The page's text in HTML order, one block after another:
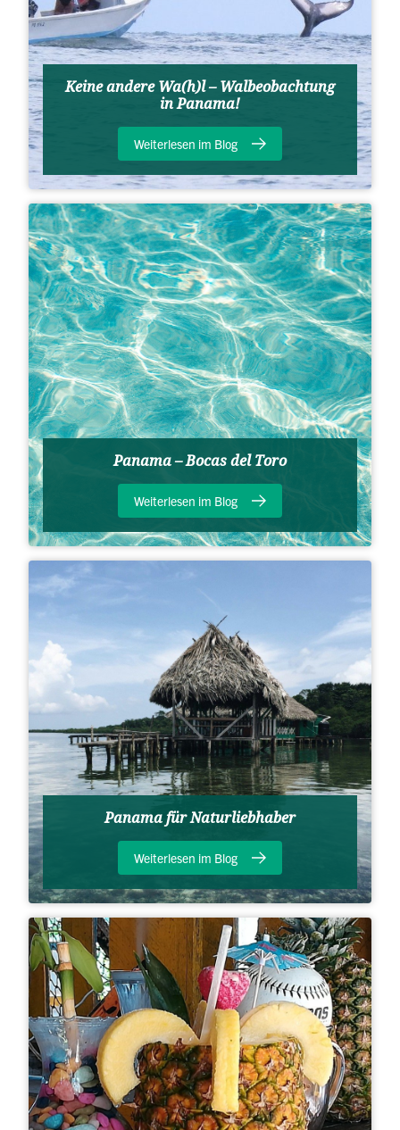
Keine andere Wa(h)l – Walbeobachtung
in Panama!
Weiterlesen im Blog
Panama – Bocas del Toro
Weiterlesen im Blog
Panama für Naturliebhaber
Weiterlesen im Blog